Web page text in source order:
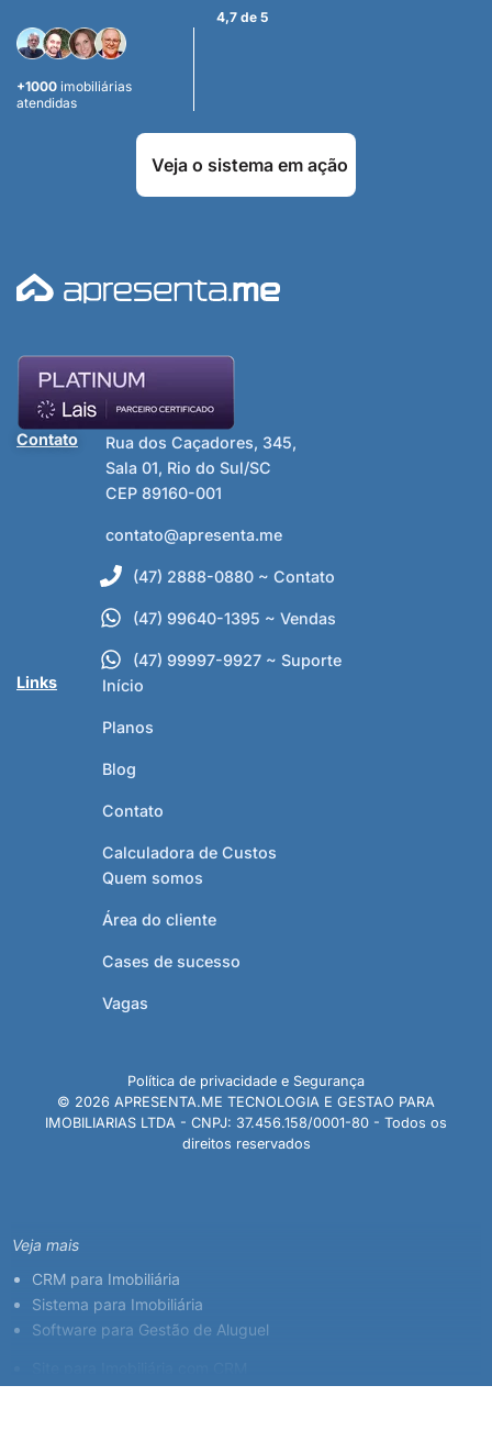
+1000 imobiliárias
atendidas
4,7 de 5
Veja o sistema em ação
Contato
Rua dos Caçadores, 345,
Sala 01, Rio do Sul/SC
CEP 89160-001
contato@apresenta.me
(47) 2888-0880 ~ Contato
(47) 99640-1395 ~ Vendas
(47) 99997-9927 ~ Suporte
Links
Início
Planos
Blog
Contato
Calculadora de Custos
Quem somos
Área do cliente
Cases de sucesso
Vagas
© 2026 APRESENTA.ME TECNOLOGIA E GESTAO PARA
IMOBILIARIAS LTDA - CNPJ: 37.456.158/0001-80 - Todos os
direitos reservados
Política de privacidade e Segurança
Veja mais
CRM para Imobiliária
Sistema para Imobiliária
Software para Gestão de Aluguel